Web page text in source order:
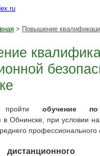
> Повышение
пройти
обучение
в Обнинске , при условии
профессионального